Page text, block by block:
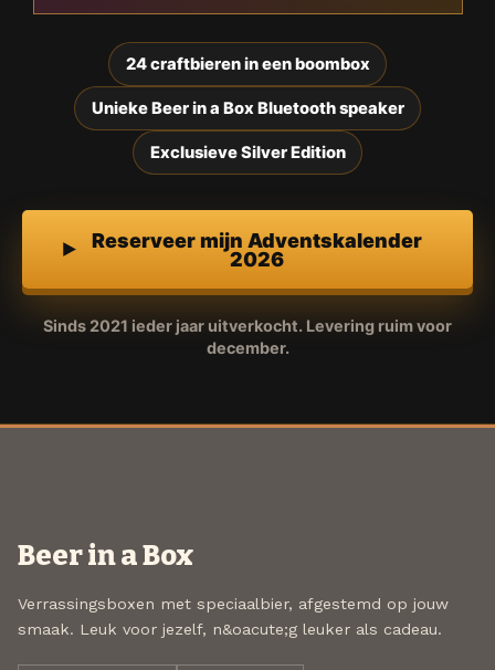
24 craftbieren in een boombox
Unieke Beer in a Box Bluetooth speaker
Exclusieve Silver Edition
Reserveer mijn Adventskalender
2026
Sinds 2021 ieder jaar uitverkocht. Levering ruim voor
december.
Beer in a Box
Verrassingsboxen met speciaalbier, afgestemd op jouw
smaak. Leuk voor jezelf, n&oacute;g leuker als cadeau.